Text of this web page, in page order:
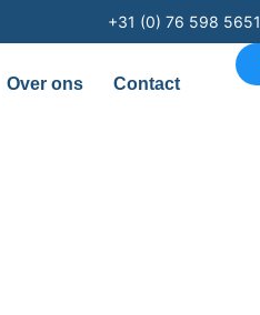
+31 (0) 76 598 5651
Over ons Contact